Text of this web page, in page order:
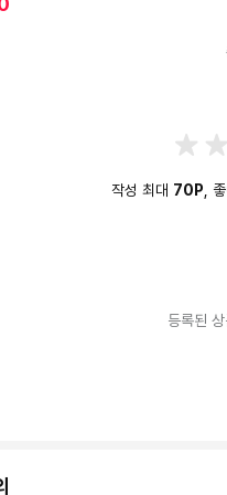
작성 최대 70P ,
등록된